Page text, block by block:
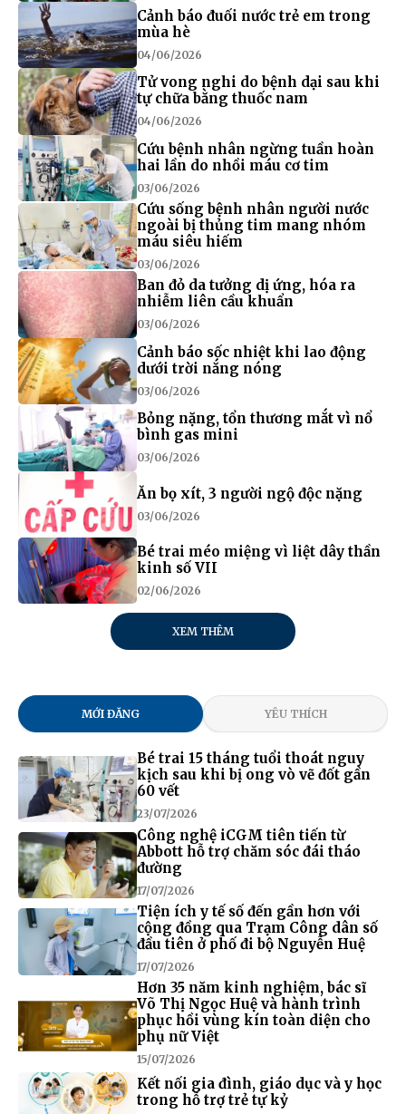
Cảnh báo đuối nước trẻ em trong
mùa hè
04/06/2026
Tử vong nghi do bệnh dại sau khi
tự chữa bằng thuốc nam
04/06/2026
Cứu bệnh nhân ngừng tuần hoàn
hai lần do nhồi máu cơ tim
03/06/2026
Cứu sống bệnh nhân người nước
ngoài bị thủng tim mang nhóm
máu siêu hiếm
03/06/2026
Ban đỏ da tưởng dị ứng, hóa ra
nhiễm liên cầu khuẩn
03/06/2026
Cảnh báo sốc nhiệt khi lao động
dưới trời nắng nóng
03/06/2026
Bỏng nặng, tổn thương mắt vì nổ
bình gas mini
03/06/2026
Ăn bọ xít, 3 người ngộ độc nặng
03/06/2026
Bé trai méo miệng vì liệt dây thần
kinh số VII
02/06/2026
XEM THÊM
MỚI ĐĂNG YÊU THÍCH
Bé trai 15 tháng tuổi thoát nguy
kịch sau khi bị ong vò vẽ đốt gần
60 vết
23/07/2026
Công nghệ iCGM tiên tiến từ
Abbott hỗ trợ chăm sóc đái tháo
đường
17/07/2026
Tiện ích y tế số đến gần hơn với
cộng đồng qua Trạm Công dân số
đầu tiên ở phố đi bộ Nguyễn Huệ
17/07/2026
Hơn 35 năm kinh nghiệm, bác sĩ
Võ Thị Ngọc Huệ và hành trình
phục hồi vùng kín toàn diện cho
phụ nữ Việt
15/07/2026
Kết nối gia đình, giáo dục và y học
trong hỗ trợ trẻ tự kỷ